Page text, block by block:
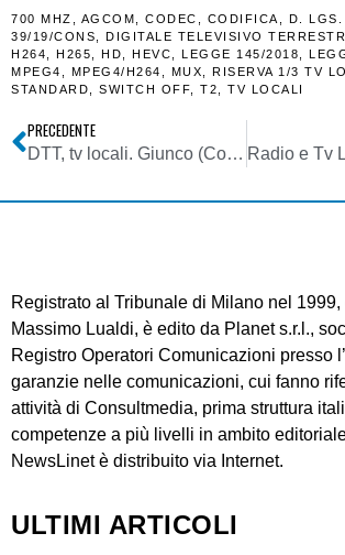
700 MHZ AGCOM CODEC CODIFICA D.
39/19/CONS
DIGITALE TELEVISIVO
H264
H265 HD HEVC LEGGE 145/2018
MPEG4
MPEG4/H264 MUX RISERVA 1/3 TV
STANDARD
SWITCH OFF T2 TV LOCALI
PRECEDENTE
DTT, tv locali. Giunco (Confindustria Radio TV): senza presa di coscienza dei ritardi accumulati e fortissima accelerazione ci si schianterà contro un muro
Registrato al Tribunale di Milano nel 1999,
Massimo Lualdi, è edito da Planet s.r.l.,
Registro Operatori Comunicazioni presso
garanzie nelle comunicazioni, cui fanno
attività di Consultmedia, prima struttura
competenze a più livelli in ambito
NewsLinet è distribuito via Internet.
ULTIMI ARTICOLI